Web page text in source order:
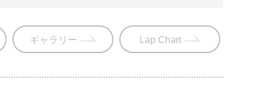
ギャラリー Lap Chart